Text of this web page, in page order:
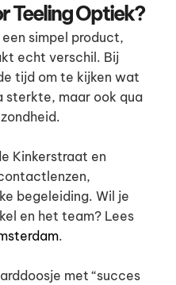
Teeling Optiek?
simpel product,
echt verschil. Bij
tijd om te kijken wat
sterkte, maar ook qua
Kinkerstraat en
begeleiding. Wil je
en het team? Lees
.
met “succes